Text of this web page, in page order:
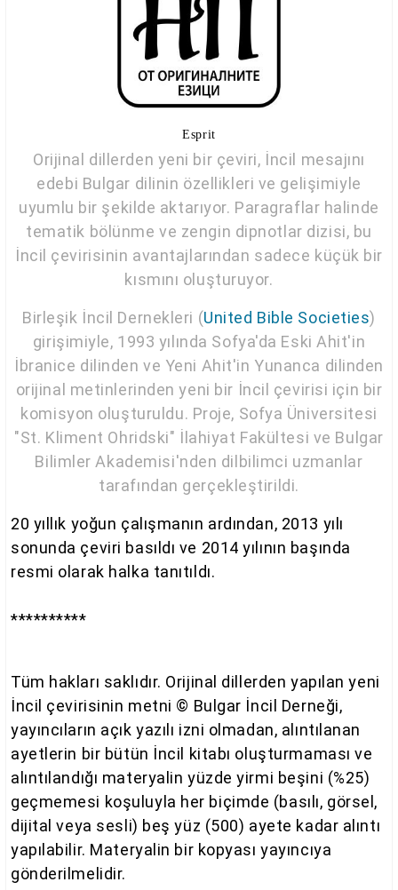
Esprit
Orijinal dillerden yeni bir çeviri, İncil mesajını
edebi Bulgar dilinin özellikleri ve gelişimiyle
uyumlu bir şekilde aktarıyor. Paragraflar halinde
tematik bölünme ve zengin dipnotlar dizisi, bu
İncil çevirisinin avantajlarından sadece küçük bir
kısmını oluşturuyor.
Birleşik İncil Dernekleri (United Bible Societies)
girişimiyle, 1993 yılında Sofya'da Eski Ahit'in
İbranice dilinden ve Yeni Ahit'in Yunanca dilinden
orijinal metinlerinden yeni bir İncil çevirisi için bir
komisyon oluşturuldu. Proje, Sofya Üniversitesi
"St. Kliment Ohridski" İlahiyat Fakültesi ve Bulgar
Bilimler Akademisi'nden dilbilimci uzmanlar
tarafından gerçekleştirildi.
20 yıllık yoğun çalışmanın ardından, 2013 yılı
sonunda çeviri basıldı ve 2014 yılının başında
resmi olarak halka tanıtıldı.
**********
Tüm hakları saklıdır. Orijinal dillerden yapılan yeni
İncil çevirisinin metni © Bulgar İncil Derneği,
yayıncıların açık yazılı izni olmadan, alıntılanan
ayetlerin bir bütün İncil kitabı oluşturmaması ve
alıntılandığı materyalin yüzde yirmi beşini (%25)
geçmemesi koşuluyla her biçimde (basılı, görsel,
dijital veya sesli) beş yüz (500) ayete kadar alıntı
yapılabilir. Materyalin bir kopyası yayıncıya
gönderilmelidir.